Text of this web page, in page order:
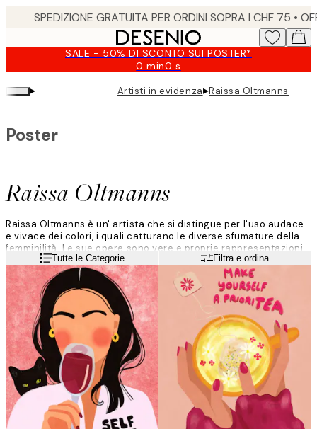
SALE - 50% DI SCONTO SUI POSTER*
0 min0 s
Valido
fino
a:
▸ Artisti in evidenza▸Raissa Oltmanns
Raissa Oltmanns
Poster
Raissa Oltmanns è un' artista che si distingue per l'uso audace
e vivace dei colori, i quali catturano le diverse sfumature della
femminilità. Le sue opere sono vere e proprie rappresentazioni
di momenti di bellezza, ricchi di umorismo o carichi di una
prospettiva critica.
Leggi di piùTutte le Categorie Filtra e ordina